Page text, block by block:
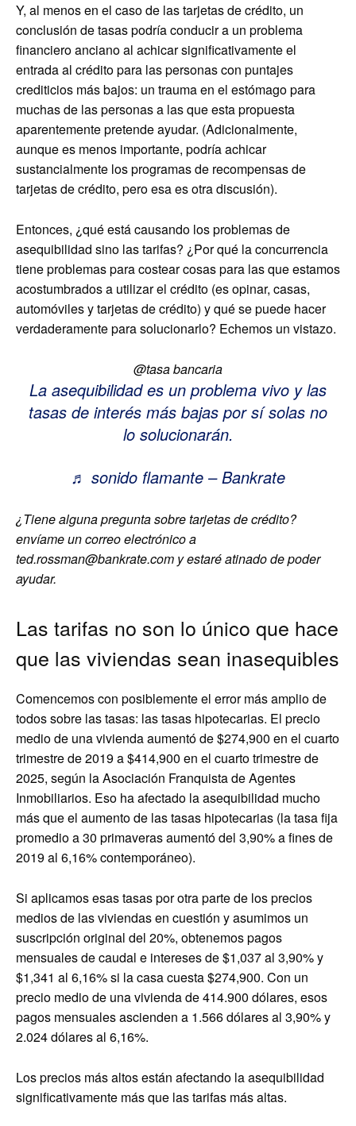
Y, al menos en el caso de las tarjetas de crédito, un
conclusión de tasas podría conducir a un problema
financiero anciano al achicar significativamente el
entrada al crédito para las personas con puntajes
crediticios más bajos: un trauma en el estómago para
muchas de las personas a las que esta propuesta
aparentemente pretende ayudar. (Adicionalmente,
aunque es menos importante, podría achicar
sustancialmente los programas de recompensas de
tarjetas de crédito, pero esa es otra discusión).
Entonces, ¿qué está causando los problemas de
asequibilidad sino las tarifas? ¿Por qué la concurrencia
tiene problemas para costear cosas para las que estamos
acostumbrados a utilizar el crédito (es opinar, casas,
automóviles y tarjetas de crédito) y qué se puede hacer
verdaderamente para solucionarlo? Echemos un vistazo.
@tasa bancaria
La asequibilidad es un problema vivo y las
tasas de interés más bajas por sí solas no
lo solucionarán.
♬ sonido flamante – Bankrate
¿Tiene alguna pregunta sobre tarjetas de crédito?
envíame un correo electrónico a
ted.rossman@bankrate.com y estaré atinado de poder
ayudar.
Las tarifas no son lo único que hace
que las viviendas sean inasequibles
Comencemos con posiblemente el error más amplio de
todos sobre las tasas: las tasas hipotecarias. El precio
medio de una vivienda aumentó de $274,900 en el cuarto
trimestre de 2019 a $414,900 en el cuarto trimestre de
2025, según la Asociación Franquista de Agentes
Inmobiliarios. Eso ha afectado la asequibilidad mucho
más que el aumento de las tasas hipotecarias (la tasa fija
promedio a 30 primaveras aumentó del 3,90% a fines de
2019 al 6,16% contemporáneo).
Si aplicamos esas tasas por otra parte de los precios
medios de las viviendas en cuestión y asumimos un
suscripción original del 20%, obtenemos pagos
mensuales de caudal e intereses de $1,037 al 3,90% y
$1,341 al 6,16% si la casa cuesta $274,900. Con un
precio medio de una vivienda de 414.900 dólares, esos
pagos mensuales ascienden a 1.566 dólares al 3,90% y
2.024 dólares al 6,16%.
Los precios más altos están afectando la asequibilidad
significativamente más que las tarifas más altas.